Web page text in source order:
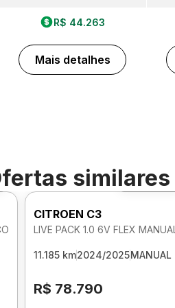
R$ 44.263
Mais detalhes
similares
Foto
CITROEN C3
LIVE PACK 1.0 6V FLEX
11.185 km2024/2025MANUAL
R$ 78.790